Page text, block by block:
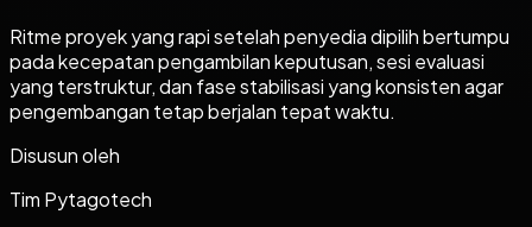
Ritme proyek yang rapi setelah penyedia dipilih bertumpu
pada kecepatan pengambilan keputusan, sesi evaluasi
yang terstruktur, dan fase stabilisasi yang konsisten agar
pengembangan tetap berjalan tepat waktu.
Disusun oleh
Tim Pytagotech